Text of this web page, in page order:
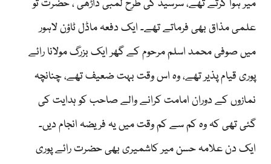
میر ہوا کرتے تھے، سرسید کی طرح لمبی داڑھی ، حضرت تو
علمی مذاق بھی فرماتے تھے۔ ایک دفعہ ماڈل ٹاؤن لاہور
میں صوفی محمد اسلم مرحوم کے گھر ایک بزرگ مولانا رائے
پوری قیام پذیر تھے، وہ اس وقت بہت ضعیف تھے، چنانچہ
نمازوں کے دوران امامت کرانے والے صاحب کو ہدایت کی
گئی تھی کہ وہ کم سے کم وقت میں یہ فریضہ انجام دیں۔
ایک دن علامہ حسن میر کاشمیری بھی حضرت رائے پوری